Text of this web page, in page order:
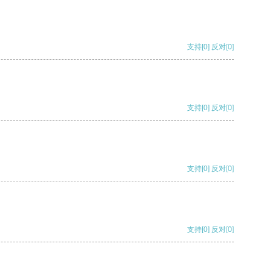
支持[0] 反对[0]
支持[0] 反对[0]
支持[0] 反对[0]
支持[0] 反对[0]